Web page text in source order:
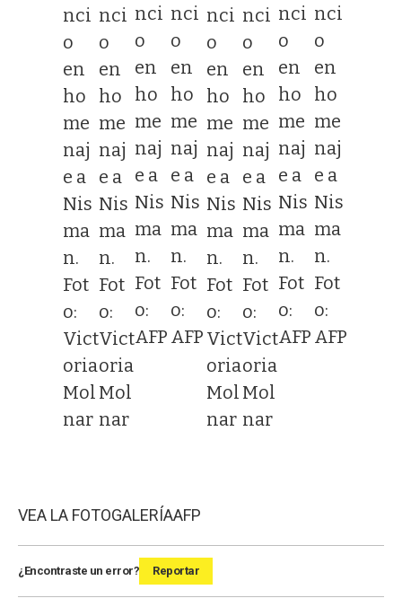
nci
o
en
ho
me
naj
e a
Nis
ma
n.
Fot
o:
Vict
oria
Mol
nar
nci
o
en
ho
me
naj
e a
Nis
ma
n.
Fot
o:
Vict
oria
Mol
nar
nci
o
en
ho
me
naj
e a
Nis
ma
n.
Fot
o:
AFP
nci
o
en
ho
me
naj
e a
Nis
ma
n.
Fot
o:
AFP
nci
o
en
ho
me
naj
e a
Nis
ma
n.
Fot
o:
Vict
oria
Mol
nar
nci
o
en
ho
me
naj
e a
Nis
ma
n.
Fot
o:
Vict
oria
Mol
nar
nci
o
en
ho
me
naj
e a
Nis
ma
n.
Fot
o:
AFP
nci
o
en
ho
me
naj
e a
Nis
ma
n.
Fot
o:
AFP
VEA LA FOTOGALERÍAAFP
¿Encontraste un error? Reportar